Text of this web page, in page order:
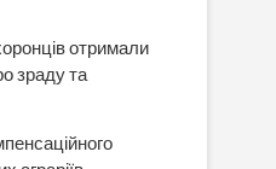
отримали
зраду та